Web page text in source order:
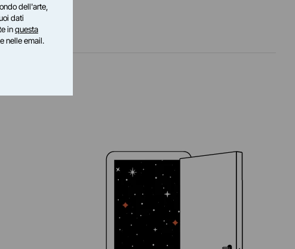
dell'arte,
dati
inquesta
nelle email.